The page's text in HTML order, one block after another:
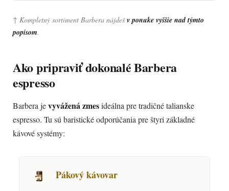
↑ Kompletný sortiment Barbera nájdešv ponuke vyššie nad týmto
popisom.
Ako pripraviť dokonalé Barbera
espresso
Barbera jevyvážená zmesideálna pre tradičné talianske
espresso. Tu sú baristické odporúčania pre štyri základné
kávové systémy:
Pákový kávovar